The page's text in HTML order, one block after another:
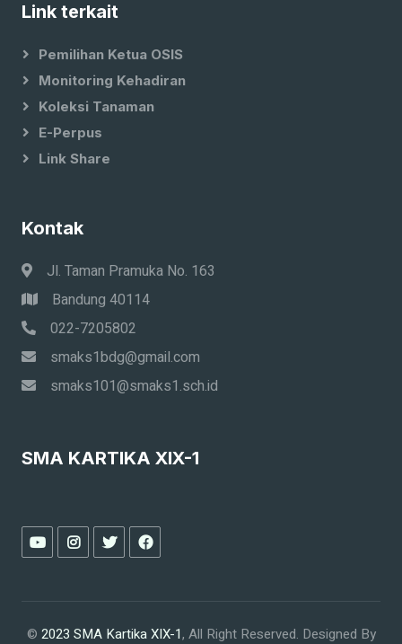
Link terkait
Pemilihan Ketua OSIS
Monitoring Kehadiran
Koleksi Tanaman
E-Perpus
Link Share
Kontak
Jl. Taman Pramuka No. 163
Bandung 40114
022-7205802
smaks1bdg@gmail.com
smaks101@smaks1.sch.id
SMA KARTIKA XIX-1
© 2023 SMA Kartika XIX-1, All Right Reserved. Designed By